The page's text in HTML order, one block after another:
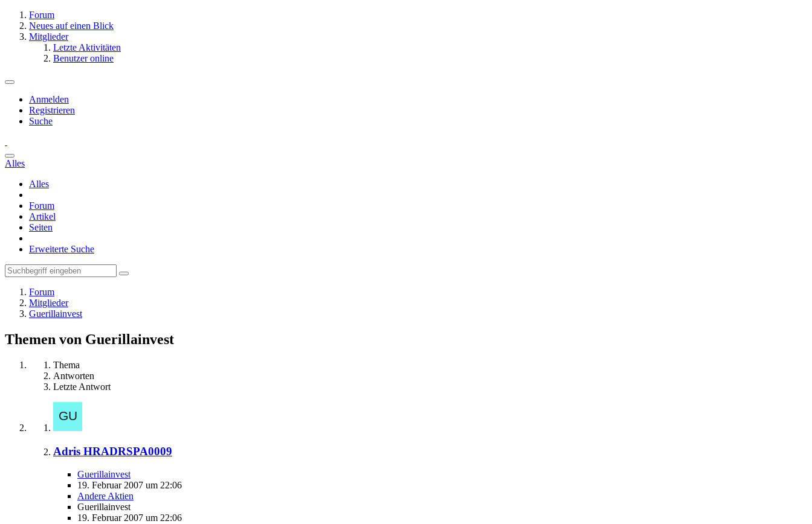
Forum
Neues auf einen Blick
Mitglieder
Letzte Aktivitäten
Benutzer online
Anmelden
Registrieren
Suche
Alles
Alles
Forum
Artikel
Seiten
Erweiterte Suche
Forum
Mitglieder
Guerillainvest
Themen von Guerillainvest
Thema
Antworten
Letzte Antwort
Adris HRADRSPA0009
Guerillainvest
19. Februar 2007 um 22:06
Andere Aktien
Guerillainvest
19. Februar 2007 um 22:06